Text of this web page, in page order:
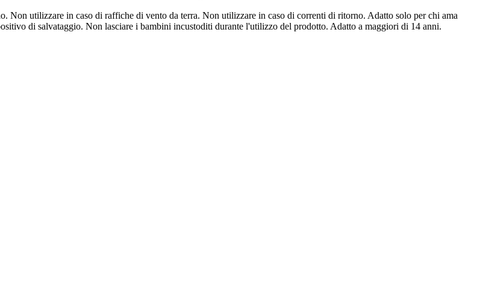
Non utilizzare in caso di raffiche di vento da terra. Non utilizzare in caso di correnti di ritorno. Adatto solo per chi ama
di salvataggio. Non lasciare i bambini incustoditi durante l'utilizzo del prodotto. Adatto a maggiori di 14 anni.